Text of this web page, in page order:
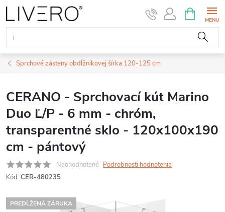
Prejsť
na
obsah
KOŠÍK
Sprchové zásteny obdĺžnikovej šírka 120-125 cm
CERANO - Sprchovací kút Marino
Duo Ľ/P - 6 mm - chróm,
transparentné sklo - 120x100x190
cm - pántový
Neohodnotené Podrobnosti hodnotenia
Kód: CER-480235
PREDĹŽENÁ ZÁRUKA